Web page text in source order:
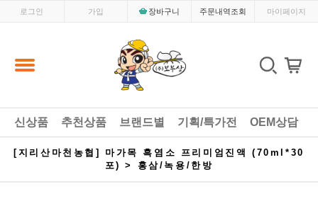
로그인 가입 장바구니 주문내역조회 마이페이지
신상품 추천상품 브랜드별 기획/특가전 OEM상담
[지리산마천농협] 마가목 흑염소 프리미엄진액 (70ml*30
포) > 홍삼/녹용/한방